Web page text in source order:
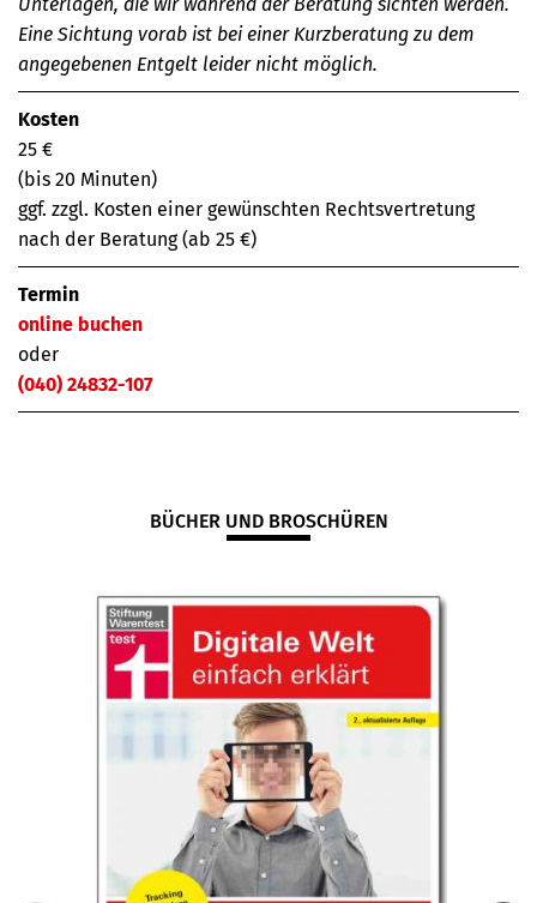
Unterlagen, die wir während der Beratung sichten werden.
Eine Sichtung vorab ist bei einer Kurzberatung zu dem
angegebenen Entgelt leider nicht möglich.
Kosten
25 €
(bis 20 Minuten)
ggf. zzgl. Kosten einer gewünschten Rechtsvertretung
nach der Beratung (ab 25 €)
Termin
online buchen
oder
(040) 24832-107
BÜCHER UND BROSCHÜREN